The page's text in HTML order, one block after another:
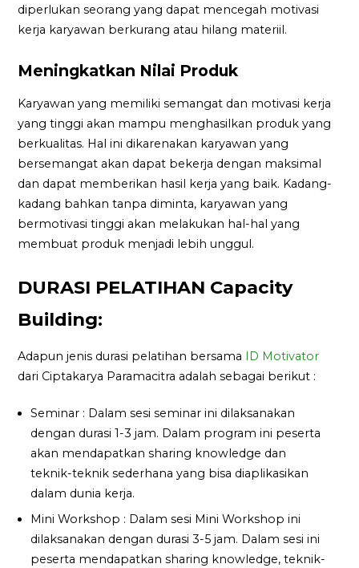
diperlukan seorang yang dapat mencegah motivasi
kerja karyawan berkurang atau hilang materiil.
Meningkatkan Nilai Produk
Karyawan yang memiliki semangat dan motivasi kerja
yang tinggi akan mampu menghasilkan produk yang
berkualitas. Hal ini dikarenakan karyawan yang
bersemangat akan dapat bekerja dengan maksimal
dan dapat memberikan hasil kerja yang baik. Kadang-
kadang bahkan tanpa diminta, karyawan yang
bermotivasi tinggi akan melakukan hal-hal yang
membuat produk menjadi lebih unggul.
DURASI PELATIHAN Capacity
Building:
Adapun jenis durasi pelatihan bersama ID Motivator
dari Ciptakarya Paramacitra adalah sebagai berikut :
Seminar : Dalam sesi seminar ini dilaksanakan
dengan durasi 1-3 jam. Dalam program ini peserta
akan mendapatkan sharing knowledge dan
teknik-teknik sederhana yang bisa diaplikasikan
dalam dunia kerja.
Mini Workshop : Dalam sesi Mini Workshop ini
dilaksanakan dengan durasi 3-5 jam. Dalam sesi ini
peserta mendapatkan sharing knowledge, teknik-